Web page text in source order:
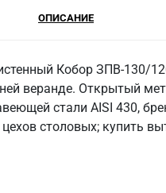
ОПИСАНИЕ
Кобор ЗПВ-130/
веранде. Открытый
стали AISI 430,
столовых; купить